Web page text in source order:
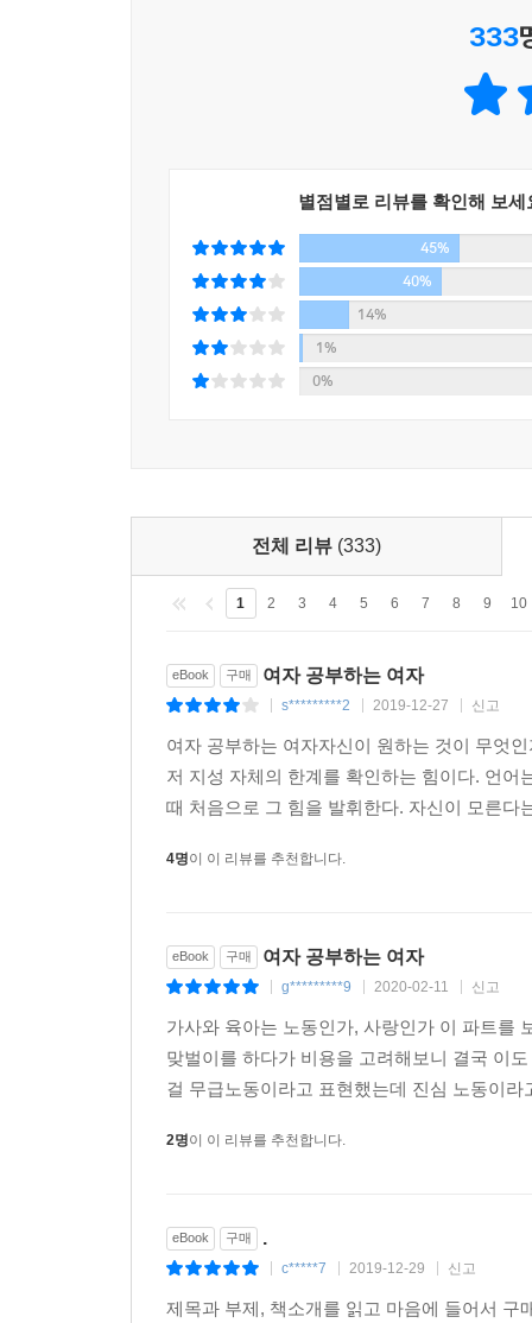
하기 두려워했는지, 왜 세상에 겁을 먹었는지, 왜
하고 불편하고 위화감을 느꼈지만 해결되지 않았
그 시간동안 몸으로 느껴지던 죄책감과 수치심을
지난날 나는 아이가 잠들기만을 손꼽아 기다리곤
화가 좀 꺼지는 것 같았다. (...) 어디에도 마음 붙
쳐버리고 싶지만 미쳐지지 않았기에 미쳐가고
라 페미니즘 책이 아니었을까.
--- 「여성 혐오 3종 세트」중에서
것만이 세상을 향한 그들의 유일한 무기였던 것은
하이데거는 “언어는 존재의 집”이라고 했다. 프
이다”라고 했으며, 석지현의 능엄경 해설에서는
사용할 줄 모르기 때문에 오히려 그 언어로 인하
쓴다는 것은 그 철학을 실천하는 행위이다. 개인
니즘이 인식론이라고 할 때 나는 그것이 언어를
식을 가능하게 하고, 언어를 통해 기존의 프레임
버지니아 울프 또한 언어의 치유와 전복, 해방성
나 아무리 광범위한 주제라도 망설이지 말고 어
로 소유하게 되기를 바랍니다.”
--- 「나는 왜 쓰는가」중에서
333
별점별로 리뷰를 확인해 보세
45%
40%
14%
1%
0%
전체 리뷰 (333)
1 2 3 4 5 6 7 8 9 10
eBook 구매 여자 공부하는 여자
s*********2 2019-12-27 신고
여자 공부하는 여자자신이 원하는 것이 무엇
저 지성 자체의 한계를 확인하는 힘이다. 언
때 처음으로 그 힘을 발휘한다. 자신이 모른
4명이 이 리뷰를 추천합니다.
eBook 구매 여자 공부하는 여자
g*********9 2020-02-11 신고
가사와 육아는 노동인가, 사랑인가 이 파트를
맞벌이를 하다가 비용을 고려해보니 결국 이
걸 무급노동이라고 표현했는데 진심 노동이
2명이 이 리뷰를 추천합니다.
eBook 구매 .
c*****7 2019-12-29 신고
제목과 부제, 책소개를 읽고 마음에 들어서